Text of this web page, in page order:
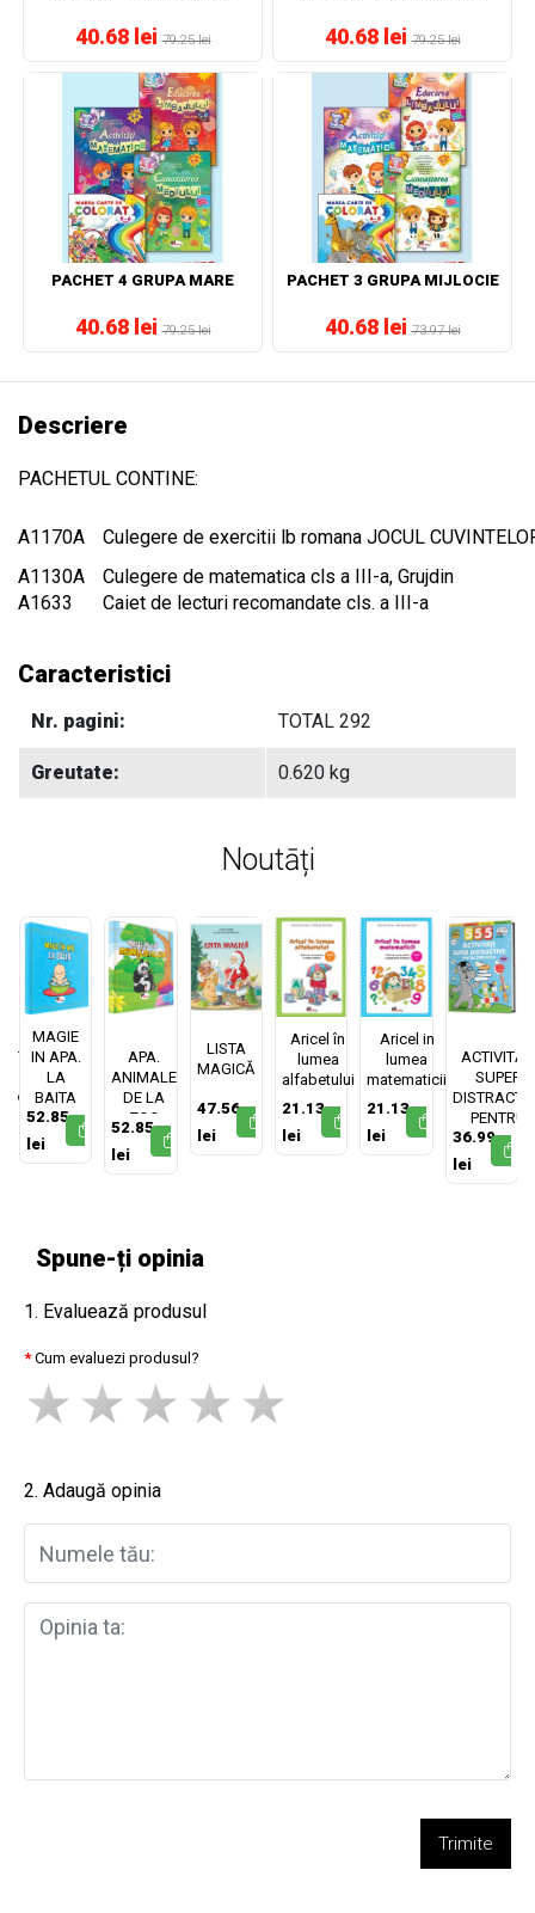
40.68 lei 79.25 lei 40.68 lei 79.25 lei
PACHET 4 GRUPA MARE
40.68 lei 79.25 lei
PACHET 3 GRUPA MIJLOCIE
40.68 lei 73.97 lei
Descriere
PACHETUL CONTINE:
A1170A
Culegere de exercitii lb romana JOCUL
A1130A
Culegere de matematica cls a III-a, Grujdin
A1633
Caiet de lecturi recomandate cls. a III-a
Caracteristici
Nr. pagini: TOTAL 292
Greutate: 0.620 kg
Noutāți
MAGIE
IN APA.
LA
BAITA
52.85
lei
APA.
ANIMALE
DE LA
ZOO
52.85
lei
LISTA
MAGICĂ
47.56
lei
Aricel în
lumea
alfabetului
21.13
lei
Aricel in
lumea
matematicii
21.13
lei
ACTIVITĂȚI
SUPER
PENTRU
COPII
36.99
lei
Spune-ți opinia
1. Evaluează produsul
Cum evaluezi produsul?
2. Adaugă opinia
Trimite